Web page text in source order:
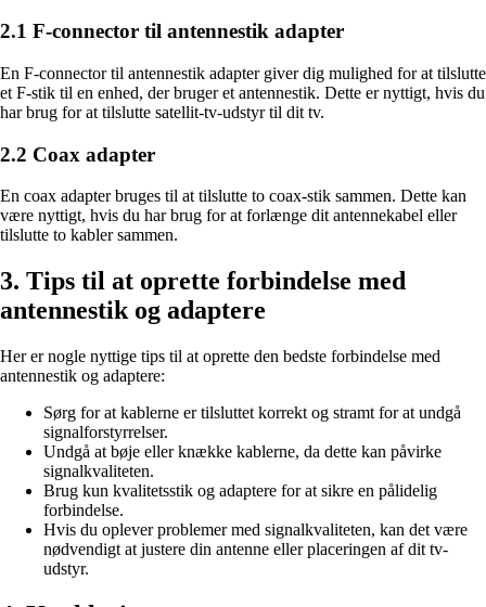
2.1 F-connector til antennestik adapter
En F-connector til antennestik adapter giver dig mulighed for at tilslutte
et F-stik til en enhed, der bruger et antennestik. Dette er nyttigt, hvis du
har brug for at tilslutte satellit-tv-udstyr til dit tv.
2.2 Coax adapter
En coax adapter bruges til at tilslutte to coax-stik sammen. Dette kan
være nyttigt, hvis du har brug for at forlænge dit antennekabel eller
tilslutte to kabler sammen.
3. Tips til at oprette forbindelse med
antennestik og adaptere
Her er nogle nyttige tips til at oprette den bedste forbindelse med
antennestik og adaptere:
Sørg for at kablerne er tilsluttet korrekt og stramt for at undgå
signalforstyrrelser.
Undgå at bøje eller knække kablerne, da dette kan påvirke
signalkvaliteten.
Brug kun kvalitetsstik og adaptere for at sikre en pålidelig
forbindelse.
Hvis du oplever problemer med signalkvaliteten, kan det være
nødvendigt at justere din antenne eller placeringen af dit tv-
udstyr.